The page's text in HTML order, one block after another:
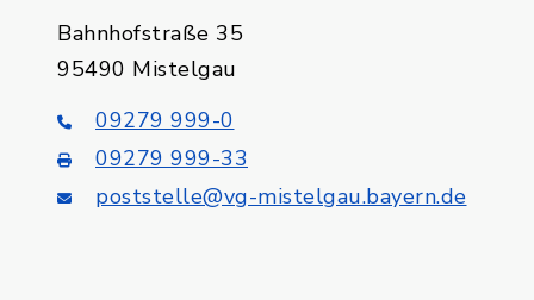
Bahnhofstraße 35
95490 Mistelgau
09279 999-0
09279 999-33
poststelle@vg-mistelgau.bayern.de